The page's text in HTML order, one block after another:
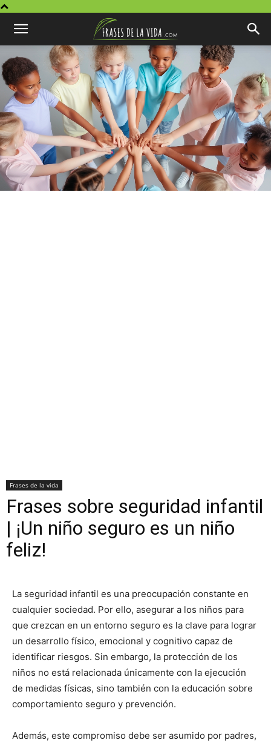
Frases de la vida
Frases sobre seguridad infantil
| ¡Un niño seguro es un niño
feliz!
La seguridad infantil es una preocupación constante en
cualquier sociedad. Por ello, asegurar a los niños para
que crezcan en un entorno seguro es la clave para lograr
un desarrollo físico, emocional y cognitivo capaz de
identificar riesgos. Sin embargo, la protección de los
niños no está relacionada únicamente con la ejecución
de medidas físicas, sino también con la educación sobre
comportamiento seguro y prevención.
Además, este compromiso debe ser asumido por padres,